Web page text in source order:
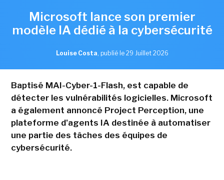
Microsoft lance son premier
modèle IA dédié à la cybersécurité
Louise Costa, publié le 29 Juillet 2026
Baptisé MAI-Cyber-1-Flash, est capable de
détecter les vulnérabilités logicielles. Microsoft
a également annoncé Project Perception, une
plateforme d'agents IA destinée à automatiser
une partie des tâches des équipes de
cybersécurité.